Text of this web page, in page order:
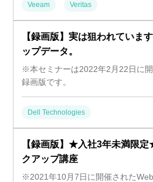
Veeam Veritas
【録画版】実は狙われていま
ップデータ。
※本セミナーは2022年2月22日に
録画版です。
Dell Technologies
【録画版】★入社3年未満限
クアップ講座
※2021年10月7日に開催された